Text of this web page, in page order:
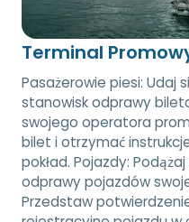
Terminal
Pasażerowie piesi: Udaj
stanowisk odprawy
swojego operatora
bilet i otrzymać
pokład. Pojazdy:
odprawy pojazdów
Przedstaw